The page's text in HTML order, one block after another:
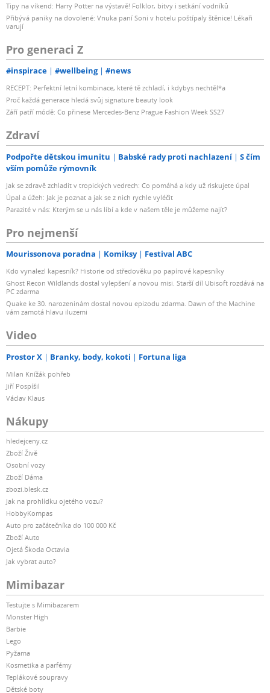
Tipy na víkend: Harry Potter na výstavě! Folklor, bitvy i setkání vodníků
Přibývá paniky na dovolené: Vnuka paní Soni v hotelu poštípaly štěnice! Lékaři
varují
Pro generaci Z
#inspirace #wellbeing #news
RECEPT: Perfektní letní kombinace, které tě zchladí, i kdybys nechtěl*a
Proč každá generace hledá svůj signature beauty look
Září patří módě: Co přinese Mercedes-Benz Prague Fashion Week SS27
Zdraví
Podpořte dětskou imunitu Babské rady proti nachlazení
S čím
vším pomůže rýmovník
Jak se zdravě zchladit v tropických vedrech: Co pomáhá a kdy už riskujete úpal
Úpal a úžeh: Jak je poznat a jak se z nich rychle vyléčit
Parazité v nás: Kterým se u nás líbí a kde v našem těle je můžeme najít?
Pro nejmenší
Mourissonova poradna Komiksy Festival ABC
Kdo vynalezl kapesník? Historie od středověku po papírové kapesníky
Ghost Recon Wildlands dostal vylepšení a novou misi. Starší díl Ubisoft rozdává na
PC zdarma
Quake ke 30. narozeninám dostal novou epizodu zdarma. Dawn of the Machine
vám zamotá hlavu iluzemi
Video
Prostor X Branky, body, kokoti Fortuna liga
Milan Knížák pohřeb
Jiří Pospíšil
Václav Klaus
Nákupy
hledejceny.cz
Zboží Živě
Osobní vozy
Zboží Dáma
zbozi.blesk.cz
Jak na prohlídku ojetého vozu?
HobbyKompas
Auto pro začátečníka do 100 000 Kč
Zboží Auto
Ojetá Škoda Octavia
Jak vybrat auto?
Mimibazar
Testujte s Mimibazarem
Monster High
Barbie
Lego
Pyžama
Kosmetika a parfémy
Teplákové soupravy
Dětské boty